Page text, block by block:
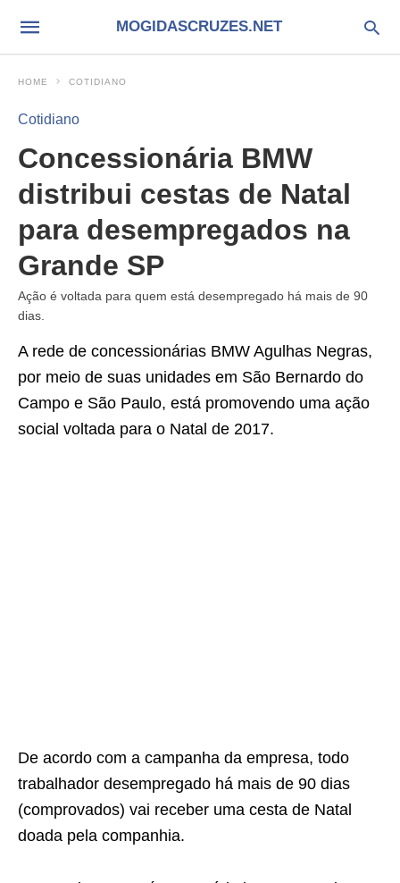
MOGIDASCRUZES.NET
HOME COTIDIANO
Cotidiano
Concessionária BMW
distribui cestas de Natal
para desempregados na
Grande SP
Ação é voltada para quem está desempregado há mais de 90
dias.
A rede de concessionárias BMW Agulhas Negras,
por meio de suas unidades em São Bernardo do
Campo e São Paulo, está promovendo uma ação
social voltada para o Natal de 2017.
De acordo com a campanha da empresa, todo
trabalhador desempregado há mais de 90 dias
(comprovados) vai receber uma cesta de Natal
doada pela companhia.